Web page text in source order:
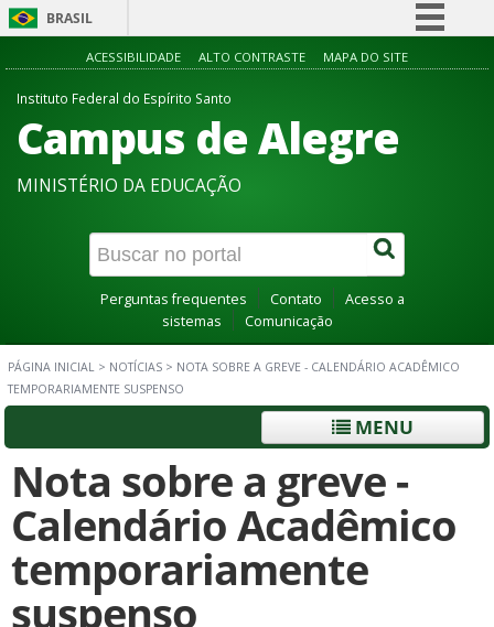
BRASIL
Simplifique!
Acesso à informação
Canais
ACESSIBILIDADE ALTO CONTRASTE MAPA DO SITE
Instituto Federal do Espírito Santo
Campus de Alegre
MINISTÉRIO DA EDUCAÇÃO
Perguntas frequentes Contato
Acesso a
sistemas
Comunicação
PÁGINA INICIAL > NOTÍCIAS > NOTA SOBRE A GREVE - CALENDÁRIO ACADÊMICO
TEMPORARIAMENTE SUSPENSO
MENU
Nota sobre a greve -
Calendário Acadêmico
temporariamente
suspenso